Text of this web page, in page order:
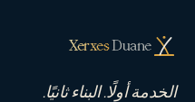
XerxesDuane
الخدمة أولًا. البناء ثانيًا.